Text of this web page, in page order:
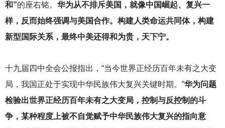
和”的座右铭。 华为从不排斥美国，就像中国崛起、复兴一
样，反而始终强调与美国合作。构建人类命运共同体，构建
新型国际关系，最终中美还得和为贵，天下宁。
十九届四中全会公报指出，“当今世界正经历百年未有之大变
局，我国正处于实现中华民族伟大复兴关键时期。”华为问题
检验出世界正经历百年未有之大变局，控制与反控制的斗
争，某种程度上被不自觉赋予中华民族伟大复兴的指向意